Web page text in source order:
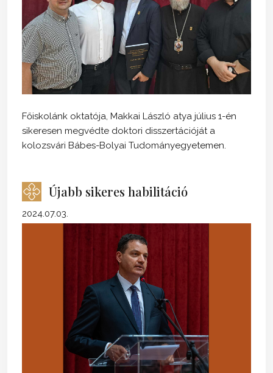
Főiskolánk oktatója, Makkai László atya július 1-én
sikeresen megvédte doktori disszertációját a
kolozsvári Bábes-Bolyai Tudományegyetemen.
Újabb sikeres habilitáció
2024.07.03.